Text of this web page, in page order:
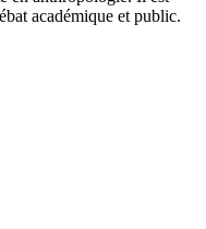
académique et public.